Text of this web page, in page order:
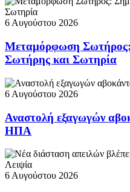
6 Αυγούστου 2026
Μεταμόρφωση Σωτήρος:
Σωτήρης και Σωτηρία
6 Αυγούστου 2026
Αναστολή εξαγωγών
ΗΠΑ
6 Αυγούστου 2026